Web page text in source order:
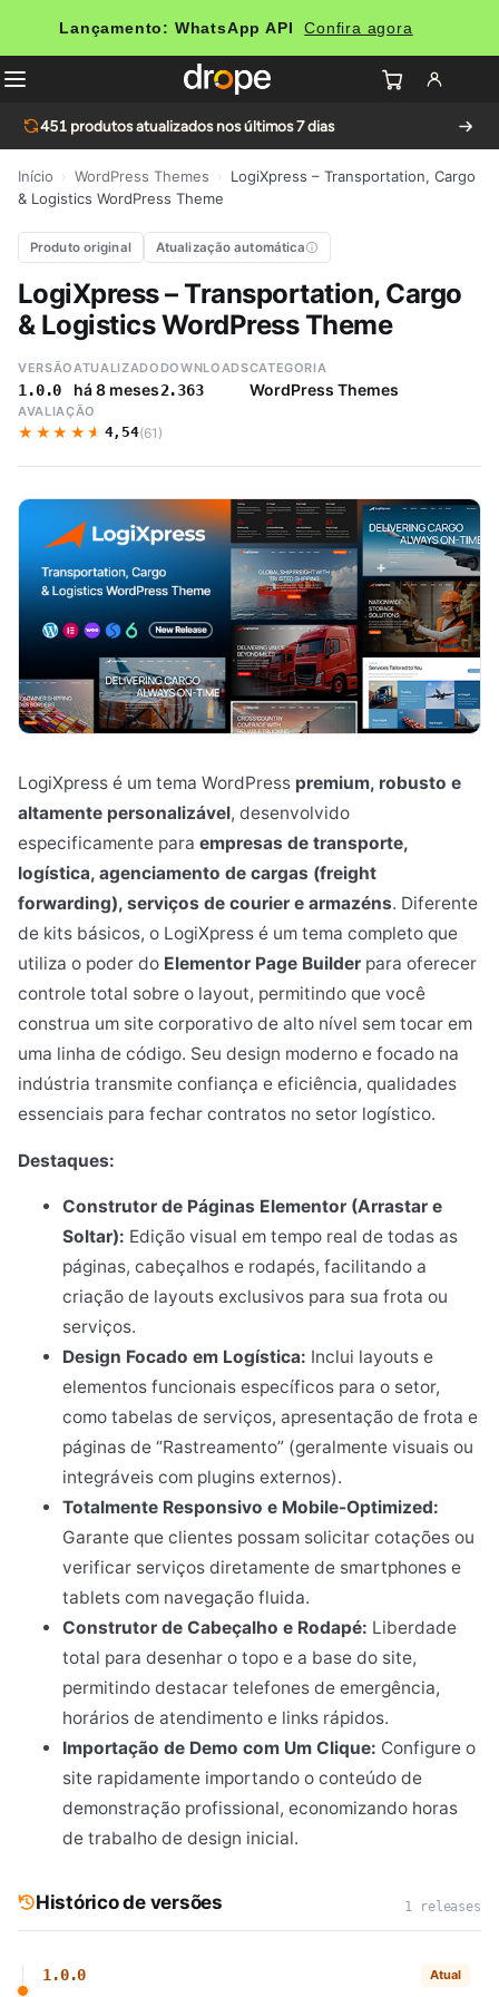
Lançamento: WhatsApp API Confira agora
451 produtos atualizados nos últimos 7 dias
Início WordPress Themes
LogiXpress – Transportation, Cargo
& Logistics WordPress Theme
Produto original Atualização automática
LogiXpress – Transportation, Cargo
& Logistics WordPress Theme
VERSÃO
1.0.0
ATUALIZADO
há 8 meses
DOWNLOADS
2.363
CATEGORIA
WordPress Themes
AVALIAÇÃO
★★★★★
★★★★★ 4,54(61)
LogiXpress é um tema WordPress premium, robusto e
altamente personalizável, desenvolvido
especificamente para empresas de transporte,
logística, agenciamento de cargas (freight
forwarding), serviços de courier e armazéns. Diferente
de kits básicos, o LogiXpress é um tema completo que
utiliza o poder do Elementor Page Builder para oferecer
controle total sobre o layout, permitindo que você
construa um site corporativo de alto nível sem tocar em
uma linha de código. Seu design moderno e focado na
indústria transmite confiança e eficiência, qualidades
essenciais para fechar contratos no setor logístico.
Destaques:
Construtor de Páginas Elementor (Arrastar e
Soltar): Edição visual em tempo real de todas as
páginas, cabeçalhos e rodapés, facilitando a
criação de layouts exclusivos para sua frota ou
serviços.
Design Focado em Logística: Inclui layouts e
elementos funcionais específicos para o setor,
como tabelas de serviços, apresentação de frota e
páginas de “Rastreamento” (geralmente visuais ou
integráveis com plugins externos).
Totalmente Responsivo e Mobile-Optimized:
Garante que clientes possam solicitar cotações ou
verificar serviços diretamente de smartphones e
tablets com navegação fluida.
Construtor de Cabeçalho e Rodapé: Liberdade
total para desenhar o topo e a base do site,
permitindo destacar telefones de emergência,
horários de atendimento e links rápidos.
Importação de Demo com Um Clique: Configure o
site rapidamente importando o conteúdo de
demonstração profissional, economizando horas
de trabalho de design inicial.
Histórico de versões 1 releases
1.0.0 Atual